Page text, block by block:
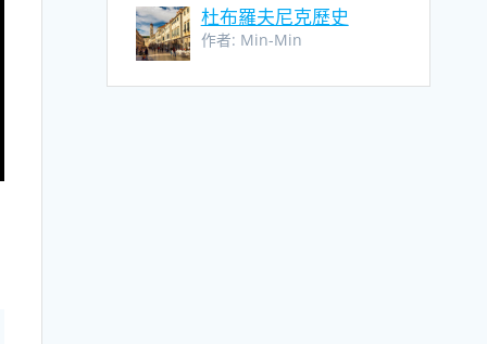
杜布羅夫尼克歷史
作者: Min-Min